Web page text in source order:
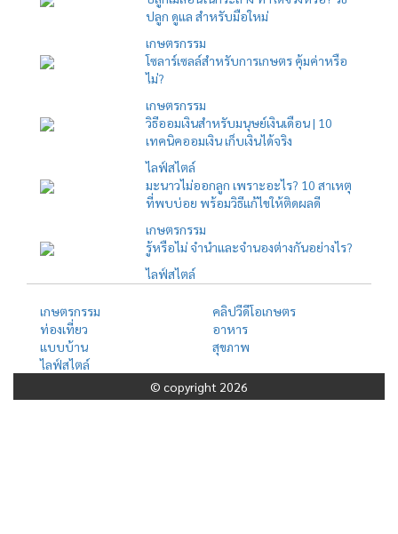
ปลูก ดูแล สำหรับมือใหม่
เกษตรกรรม
โซลาร์เซลล์สำหรับการเกษตร คุ้มค่าหรือ
ไม่?
เกษตรกรรม
วิธีออมเงินสำหรับมนุษย์เงินเดือน | 10
เทคนิคออมเงิน เก็บเงินได้จริง
ไลฟ์สไตล์
มะนาวไม่ออกลูก เพราะอะไร? 10 สาเหตุ
ที่พบบ่อย พร้อมวิธีแก้ไขให้ติดผลดี
เกษตรกรรม
รู้หรือไม่ จำนำและจำนองต่างกันอย่างไร?
ไลฟ์สไตล์
เกษตรกรรม
คลิปวีดีโอเกษตร
ท่องเที่ยว
อาหาร
แบบบ้าน
สุขภาพ
ไลฟ์สไตล์
© copyright 2026